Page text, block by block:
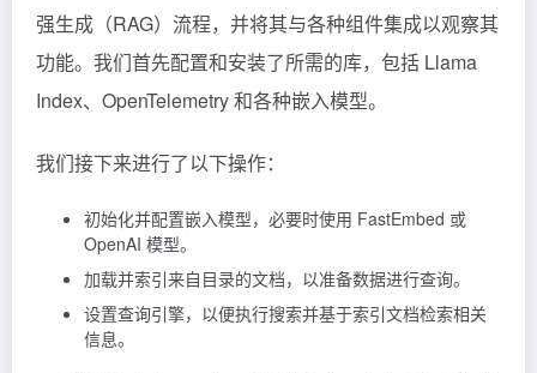
强生成（RAG）流程，并将其与各种组件集成以观察其
功能。我们首先配置和安装了所需的库，包括 Llama
Index、OpenTelemetry 和各种嵌入模型。
我们接下来进行了以下操作：
初始化并配置嵌入模型，必要时使用 FastEmbed 或
OpenAI 模型。
加载并索引来自目录的文档，以准备数据进行查询。
设置查询引擎，以便执行搜索并基于索引文档检索相关
信息。